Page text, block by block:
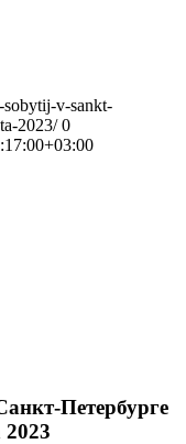
sobytij-v-sankt-
2023/ 0
Петербурге
2023